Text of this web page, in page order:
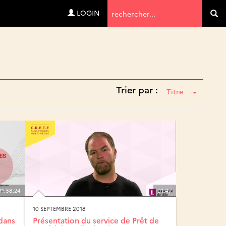
de
recherche
LOGIN
Trier par : Titre
01:47
10 SEPTEMBRE 2018
Présentation du service de Prêt de